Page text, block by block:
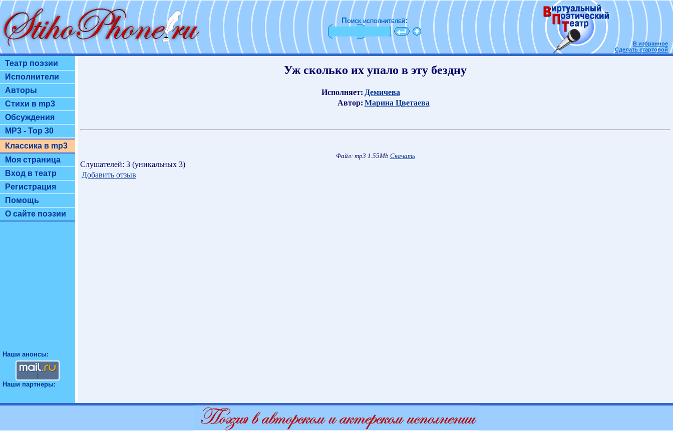
Поиск исполнителей:
В избранное
Сделать стартовой
Театр поэзии
Исполнители
Авторы
Стихи в mp3
Обсуждения
MP3 - Top 30
Классика в mp3
Моя страница
Вход в театр
Регистрация
Помощь
О сайте поэзии
Наши анонсы:
Наши партнеры:
Уж сколько их упало в эту бездну
Исполняет: Демичева
Автор: Марина Цветаева
Файл: mp3 1.55Mb Скачать
Слушателей: 3 (уникальных 3)
Добавить отзыв